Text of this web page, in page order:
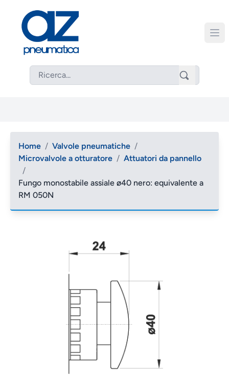
Home / Valvole pneumatiche /
Microvalvole a otturatore / Attuatori da pannello
/
Fungo monostabile assiale ø40 nero: equivalente a
RM 050N